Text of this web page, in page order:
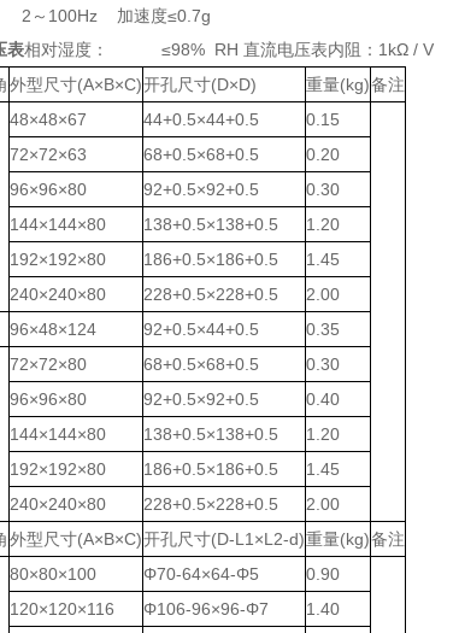
2～100Hz 加速度≤0.7g
表相对湿度： ≤98% RH 直流电压表内阻：1kΩ / V
外型尺寸(A×B×C)开孔尺寸(D×D) 重量(kg)备注
48×48×67 44+0 5×44+0 5
0.15
72×72×63 68+0 5×68+0 5
0.20
96×96×80 92+0 5×92+0 5
0.30
144×144×80 138+0 5×138+0 5
1.20
192×192×80 186+0 5×186+0 5
1.45
240×240×80 228+0 5×228+0 5
2.00
96×48×124 92+0 5×44+0 5
0.35
72×72×80 68+0 5×68+0 5
0.30
96×96×80 92+0 5×92+0 5
0.40
144×144×80 138+0 5×138+0 5
1.20
192×192×80 186+0 5×186+0 5
1.45
240×240×80 228+0 5×228+0 5
2.00
外型尺寸(A×B×C)开孔尺寸(D-L1×L2-d)重量(kg)备注
80×80×100 Φ70-64×64-Φ5
0.90
120×120×116 Φ106-96×96-Φ7
1.40